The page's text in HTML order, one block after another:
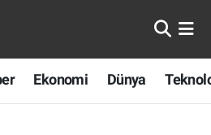
Ekonomi Dünya